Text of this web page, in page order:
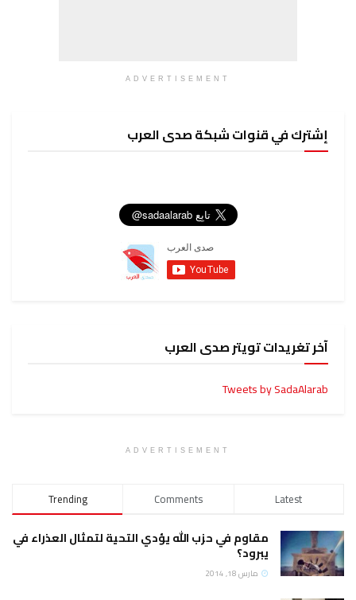
ADVERTISEMENT
إشترك في قنوات شبكة صدى العرب
آخر تغريدات تويتر صدى العرب
Tweets by SadaAlarab
ADVERTISEMENT
Trending Comments Latest
مقاوم في حزب الله يؤدي التحية لتمثال العذراء في
يبرود؟
مارس 18, 2014